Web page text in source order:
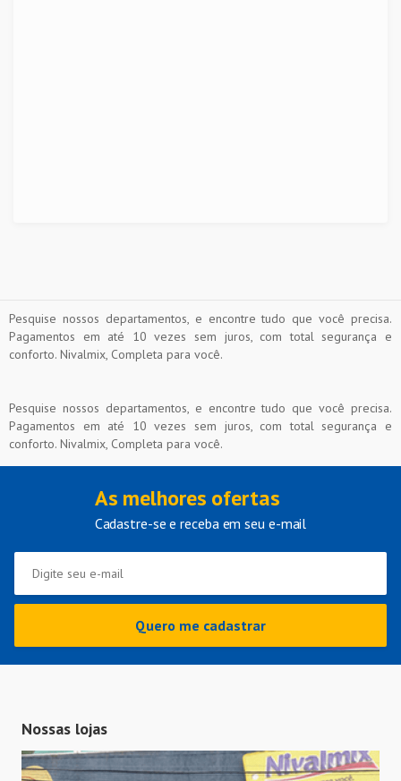
Pesquise nossos departamentos, e encontre tudo que você precisa.
Pagamentos em até 10 vezes sem juros, com total segurança e
conforto. Nivalmix, Completa para você.
Pesquise nossos departamentos, e encontre tudo que você precisa.
Pagamentos em até 10 vezes sem juros, com total segurança e
conforto. Nivalmix, Completa para você.
As melhores ofertas
Cadastre-se e receba em seu e-mail
Quero me cadastrar
Nossas lojas